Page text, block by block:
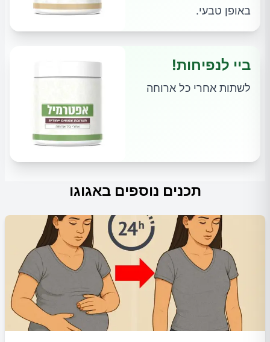
באופן טבעי.
ביי לנפיחות!
לשתות אחרי כל ארוחה
תכנים נוספים באגוגו